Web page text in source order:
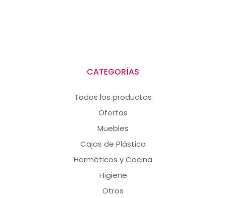
CATEGORÍAS
Todos los productos
Ofertas
Muebles
Cajas de Plástico
Herméticos y Cocina
Higiene
Otros